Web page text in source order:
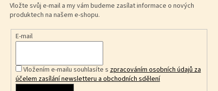
Vložte svůj e-mail a my vám budeme zasílat informace o nových
produktech na našem e-shopu.
E-mail
Vložením e-mailu souhlasíte s zpracováním osobních údajů za
účelem zasílání newsletteru a obchodních sdělení